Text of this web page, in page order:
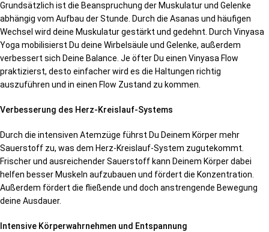
Grundsätzlich ist die Beanspruchung der Muskulatur und Gelenke
abhängig vom Aufbau der Stunde. Durch die Asanas und häufigen
Wechsel wird deine Muskulatur gestärkt und gedehnt. Durch Vinyasa
Yoga mobilisierst Du deine Wirbelsäule und Gelenke, außerdem
verbessert sich Deine Balance. Je öfter Du einen Vinyasa Flow
praktizierst, desto einfacher wird es die Haltungen richtig
auszuführen und in einen Flow Zustand zu kommen.
Verbesserung des Herz-Kreislauf-Systems
Durch die intensiven Atemzüge führst Du Deinem Körper mehr
Sauerstoff zu, was dem Herz-Kreislauf-System zugutekommt.
Frischer und ausreichender Sauerstoff kann Deinem Körper dabei
helfen besser Muskeln aufzubauen und fördert die Konzentration.
Außerdem fördert die fließende und doch anstrengende Bewegung
deine Ausdauer.
Intensive Körperwahrnehmen und Entspannung